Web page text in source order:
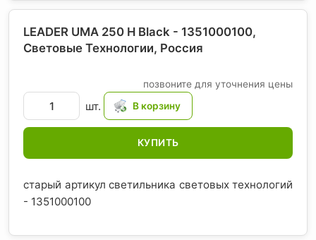
LEADER UMA 250 H Black - 1351000100,
Световые Технологии, Россия
позвоните для уточнения цены
шт.
КУПИТЬ
старый артикул светильника световых технологий
- 1351000100